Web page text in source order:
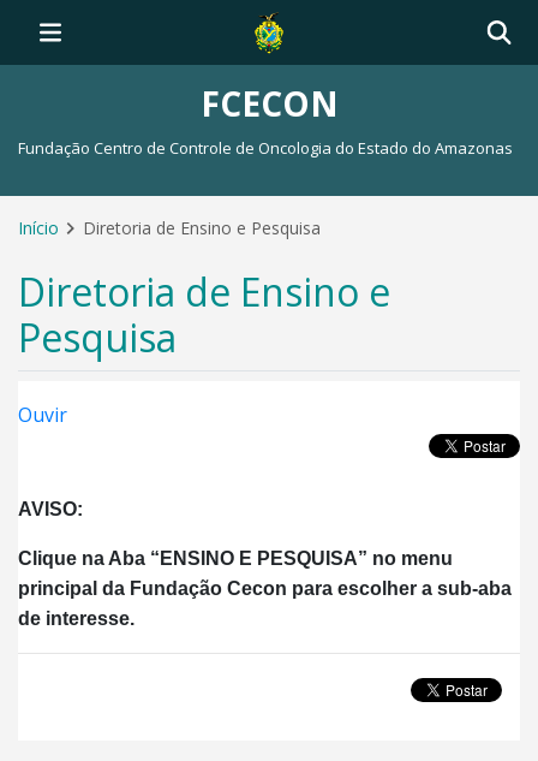
FCECON
Fundação Centro de Controle de Oncologia do Estado do Amazonas
Início Diretoria de Ensino e Pesquisa
Diretoria de Ensino e
Pesquisa
Ouvir
AVISO:
Clique na Aba “ENSINO E PESQUISA” no menu
principal da Fundação Cecon para escolher a sub-aba
de interesse.